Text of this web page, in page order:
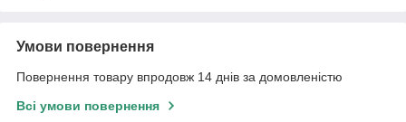
Умови повернення
Повернення товару впродовж 14 днів за домовленістю
Всі умови повернення